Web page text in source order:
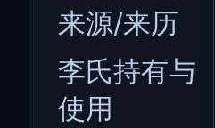
来源/来历
李氏持有与
使用